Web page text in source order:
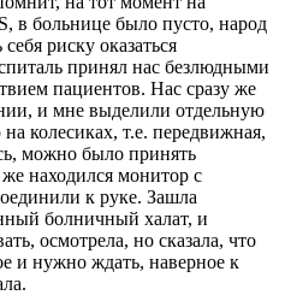
в больнице было пусто, народ
риску оказаться
принял нас безлюдными
пациентов. Нас сразу же
и мне выделили отдельную
колесиках, т.е. передвижная,
можно было принять
находился монитор с
к руке. Зашла
болничный халат, и
осмотрела, но сказала, что
и нужно ждать, наверное к